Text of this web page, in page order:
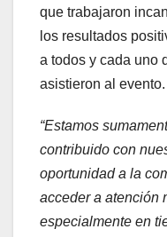
que trabajaron
los resultados
a todos y cada uno
asistieron al evento.
“Estamos
contribuido con
oportunidad a la
acceder a atención
especialmente en